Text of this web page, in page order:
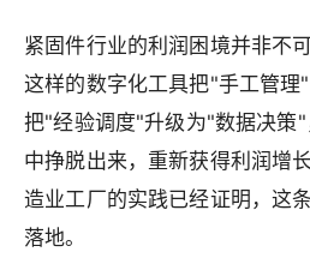
紧固件行业的利润困境并非不
这样的数字化工具把"手工管理
把"经验调度"升级为"数据决策
中挣脱出来，重新获得利润增
造业工厂的实践已经证明，这
落地。